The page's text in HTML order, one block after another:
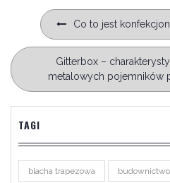
Nawigacja
Co to jest
Gitterbox –
metalowych pojemników
TAGI
blacha trapezowa budownictwo